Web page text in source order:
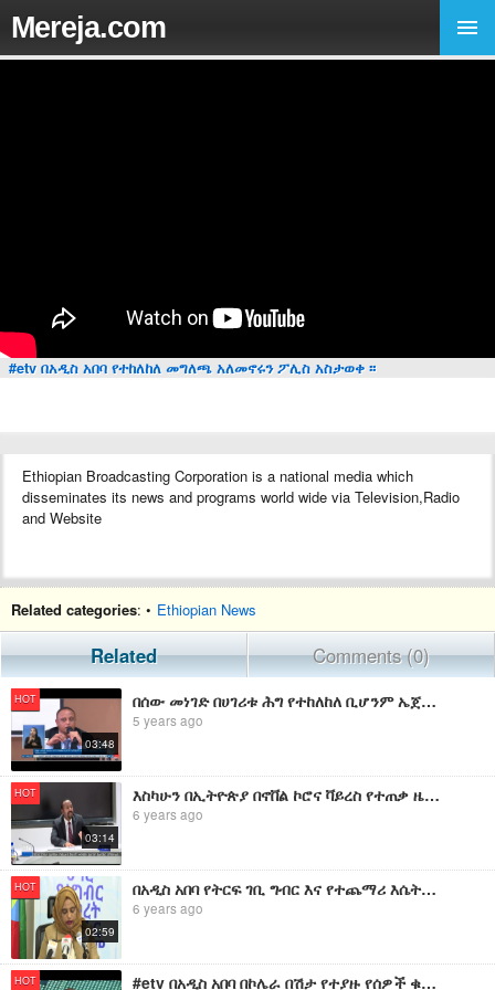
Mereja.com
#etv በአዲስ አበባ የተከለከለ መግለጫ አለመኖሩን ፖሊስ አስታወቀ ፡፡
Ethiopian Broadcasting Corporation is a national media which
disseminates its news and programs world wide via Television,Radio
and Website
Related categories: • Ethiopian News
Related Comments (0)
HOT
03:48
በሰው መነገድ በሀገሪቱ ሕግ የተከለከለ ቢሆንም ኤጀንሲዎች በህጋዊነት እያከናወኑት ነው ሲል ባልደራስ ወቀሰ፡፡
5 years ago
HOT
03:14
እስካሁን በኢትዮጵያ በኖቨል ኮሮና ቫይረስ የተጠቃ ዜጋ አለመኖሩን ቫይረሱን ለመከላከል የተቋቋመው ብሄራዊ ኮሚቴ ገለፀ፡፡
6 years ago
HOT
02:59
በአዲስ አበባ የትርፍ ገቢ ግብር እና የተጨማሪ እሴት ያላሳወቁ 4 ሺህ 451 ግብር ከፋዮችን መለየቱን የገቢዎች ሚኒስቴር አስታወቀ
6 years ago
HOT #etv በአዲስ አበባ በኮሌራ በሽታ የተያዙ የሰዎች ቁጥር 101 መድረሱን የኢትዮጵያ ሕብረተሰብ ጤና ኢንስቲትዩት አስታወቀ፡፡